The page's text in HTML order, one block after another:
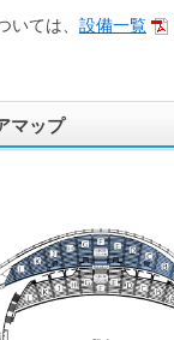
ては、 設備一覧
マップ